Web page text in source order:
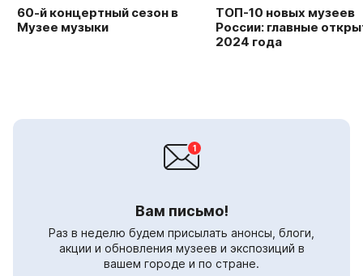
60-й концертный сезон в
Музее музыки
ТОП-10 новых музеев
России: главные
2024 года
Вам письмо!
Раз в неделю будем присылать анонсы, блоги,
акции и обновления музеев и экспозиций в
вашем городе и по стране.